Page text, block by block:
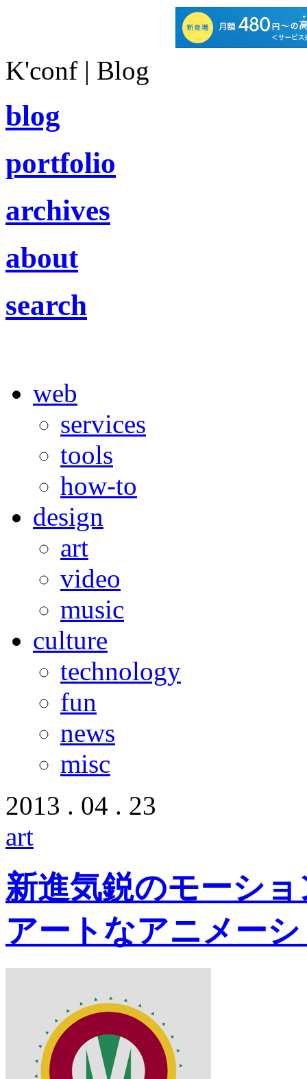
K'conf | Blog
blog
portfolio
archives
about
search
web
services
tools
how-to
design
art
video
music
culture
technology
fun
news
misc
2013 . 04 . 23
art
新進気鋭のモーシ
アートなアニメー